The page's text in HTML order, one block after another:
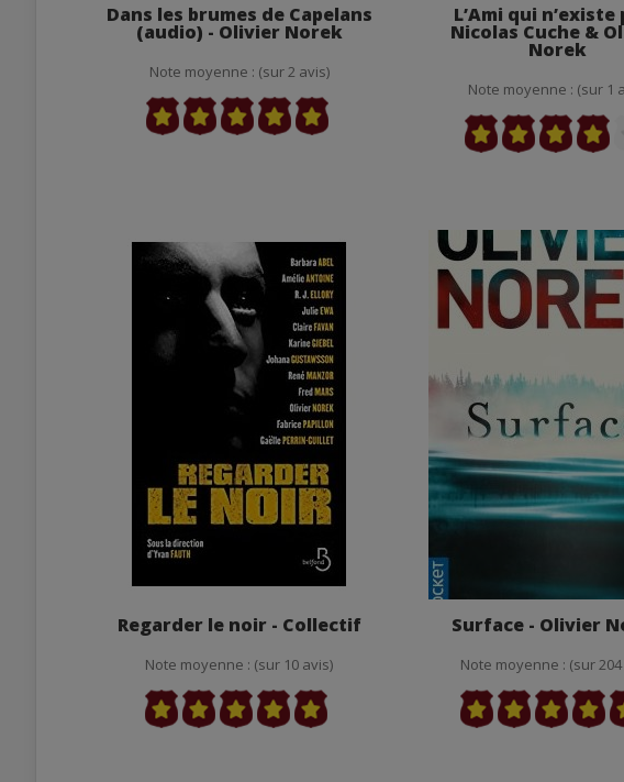
Dans les brumes de Capelans
(audio) - Olivier Norek
Note moyenne : (sur 2 avis)
L’Ami qui n’existe
Nicolas Cuche &
Norek
Note moyenne : (sur 1
Regarder le noir - Collectif
Note moyenne : (sur 10 avis)
Surface - Olivier
Note moyenne : (sur